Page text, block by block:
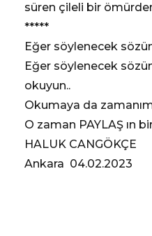
süren çileli bir
*****
Eğer söylenecek
Eğer söylenecek
okuyun..
Okumaya da
O zaman PAYLAŞ ın
HALUK CANGÖKÇE
Ankara 04.02.2023